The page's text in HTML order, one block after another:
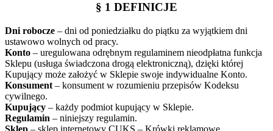
§ 1 DEFINICJE
Dni robocze – dni od poniedziałku do piątku za wyjątkiem dni
ustawowo wolnych od pracy.
Konto – uregulowana odrębnym regulaminem nieodpłatna funkcja
Sklepu (usługa świadczona drogą elektroniczną), dzięki której
Kupujący może założyć w Sklepie swoje indywidualne Konto.
Konsument – konsument w rozumieniu przepisów Kodeksu
cywilnego.
Kupujący – każdy podmiot kupujący w Sklepie.
Regulamin – niniejszy regulamin.
Sklep – sklep internetowy CUKS – Krówki reklamowe